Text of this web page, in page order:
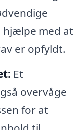
hjælpe med at
er opfyldt.
Et
overvåge
for at